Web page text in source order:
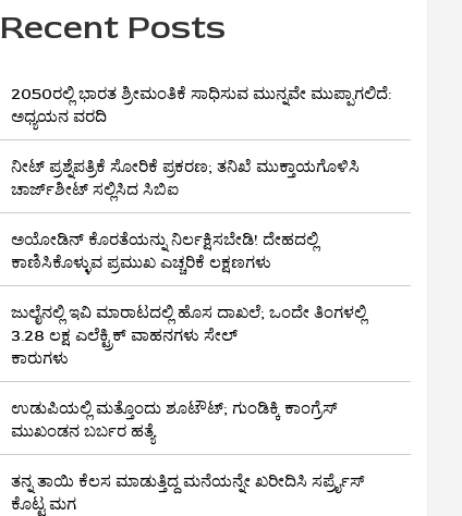
Recent Posts
2050ರಲ್ಲಿ ಭಾರತ ಶ್ರೀಮಂತಿಕೆ ಸಾಧಿಸುವ ಮುನ್ನವೇ ಮುಪ್ಪಾಗಲಿದೆ:
ಅಧ್ಯಯನ ವರದಿ
ನೀಟ್ ಪ್ರಶ್ನೆಪತ್ರಿಕೆ ಸೋರಿಕೆ ಪ್ರಕರಣ; ತನಿಖೆ ಮುಕ್ತಾಯಗೊಳಿಸಿ
ಚಾರ್ಜ್‌ಶೀಟ್ ಸಲ್ಲಿಸಿದ ಸಿಬಿಐ
ಅಯೋಡಿನ್ ಕೊರತೆಯನ್ನು ನಿರ್ಲಕ್ಷಿಸಬೇಡಿ! ದೇಹದಲ್ಲಿ
ಕಾಣಿಸಿಕೊಳ್ಳುವ ಪ್ರಮುಖ ಎಚ್ಚರಿಕೆ ಲಕ್ಷಣಗಳು
ಜುಲೈನಲ್ಲಿ ಇವಿ ಮಾರಾಟದಲ್ಲಿ ಹೊಸ ದಾಖಲೆ; ಒಂದೇ ತಿಂಗಳಲ್ಲಿ
3.28 ಲಕ್ಷ ಎಲೆಕ್ಟ್ರಿಕ್ ವಾಹನಗಳು ಸೇಲ್
ಕಾರುಗಳು
ಉಡುಪಿಯಲ್ಲಿ ಮತ್ತೊಂದು ಶೂಟೌಟ್‌; ಗುಂಡಿಕ್ಕಿ ಕಾಂಗ್ರೆಸ್‌
ಮುಖಂಡನ ಬರ್ಬರ ಹತ್ಯೆ
ತನ್ನ ತಾಯಿ ಕೆಲಸ ಮಾಡುತ್ತಿದ್ದ ಮನೆಯನ್ನೇ ಖರೀದಿಸಿ ಸರ್ಪ್ರೈಸ್
ಕೊಟ್ಟ ಮಗ